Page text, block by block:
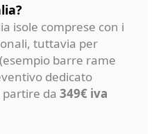
isole comprese con i
tuttavia per
barre rame
dedicato
partire da 349€ iva